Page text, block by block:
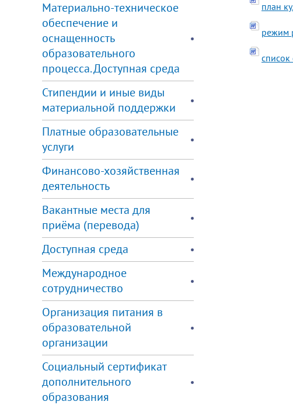
Материально-техническое
обеспечение и
оснащенность
образовательного
процесса. Доступная среда
Стипендии и иные виды
материальной поддержки
Платные образовательные
услуги
Финансово-хозяйственная
деятельность
Вакантные места для
приёма (перевода)
Доступная среда
Международное
сотрудничество
Организация питания в
образовательной
организации
Социальный сертификат
дополнительного
образования
план
режим
список